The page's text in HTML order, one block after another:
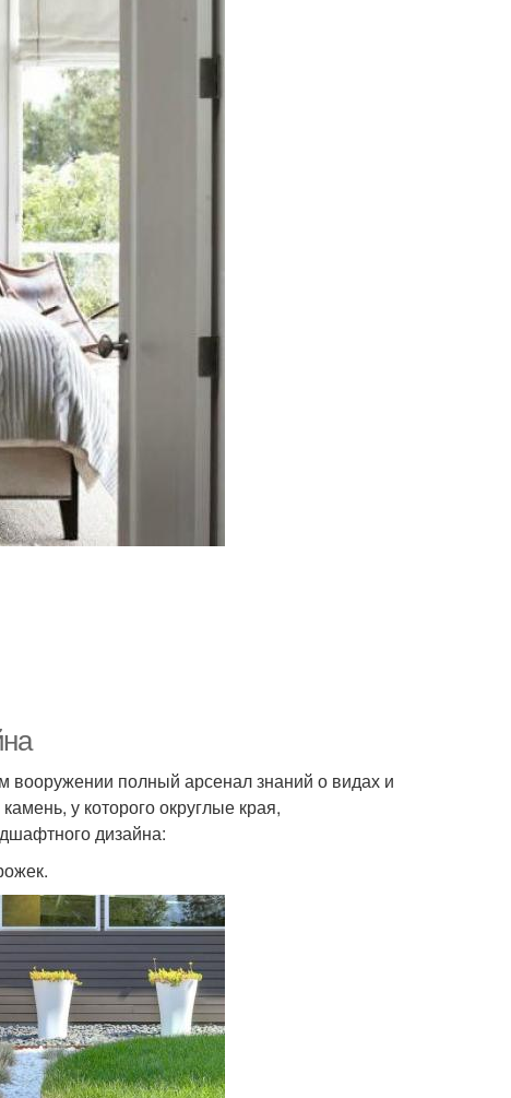
полный арсенал знаний о видах и
у которого округлые края,
дизайна: